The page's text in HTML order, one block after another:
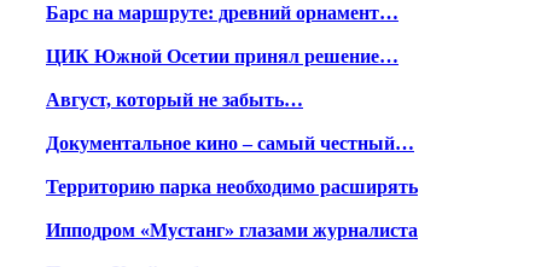
Барс на маршруте: древний орнамент…
ЦИК Южной Осетии принял решение…
Август, который не забыть…
Документальное кино – самый честный…
Территорию парка необходимо расширять
Ипподром «Мустанг» глазами журналиста